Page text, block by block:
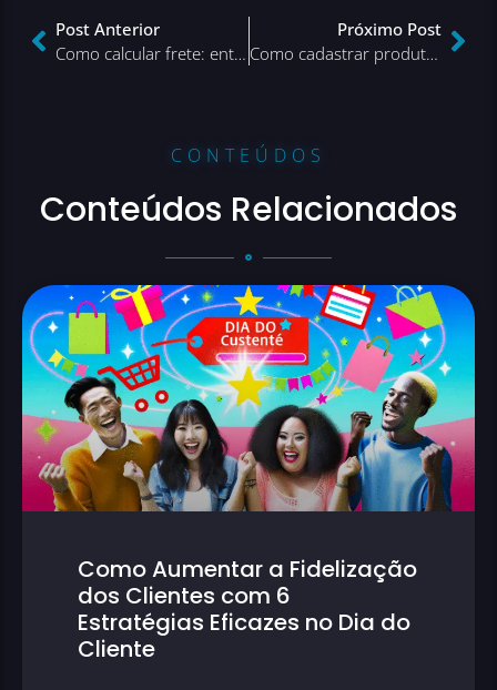
Post Anterior
Como calcular frete: entenda tudo sobre frete e otimize sua logística
Próximo Post
Como cadastrar produtos no e-commerce? Aprenda aqui!
CONTEÚDOS
Conteúdos Relacionados
Como Aumentar a Fidelização
dos Clientes com 6
Estratégias Eficazes no Dia do
Cliente